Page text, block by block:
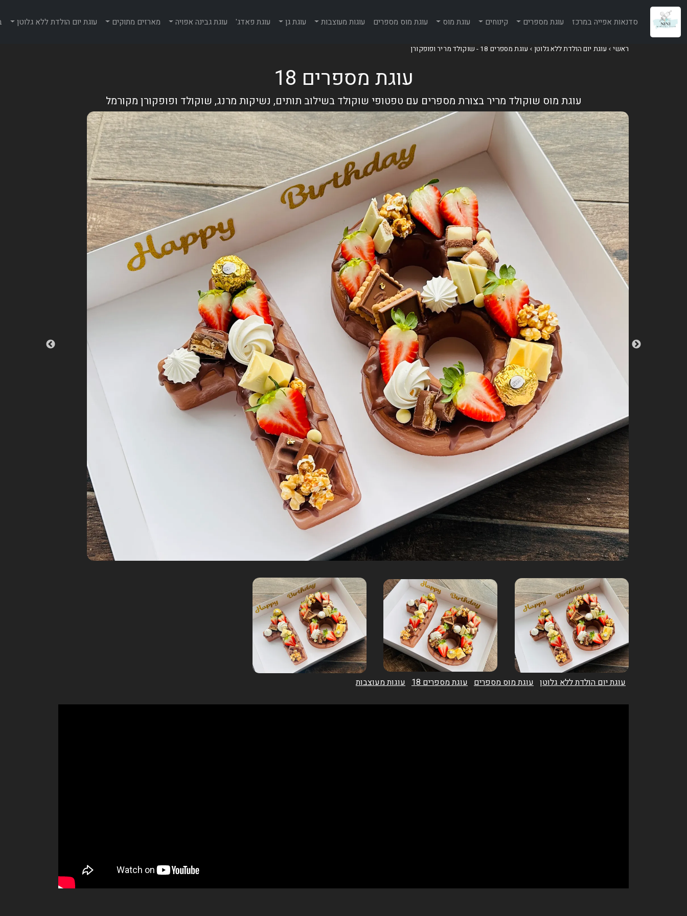
סדנאות אפייה במרכז עוגת מספרים קינוחים עוגת מוס עוגת מוס מספרים עוגות מעוצבות עוגת גן עוגת פאדג' עוגת גבינה אפויה מארזים מתוקים עוגת יום הולדת ללא גלוטן
ראשי עוגת יום הולדת ללא גלוטן עוגת מספרים 18 - שוקולד מריר ופופקורן
עוגת מספרים 18
עוגת מוס שוקולד מריר בצורת מספרים עם טפטופי שוקולד בשילוב תותים, נשיקות מרנג, שוקולד ופופקורן מקורמל
עוגת יום הולדת ללא גלוטן עוגת מוס מספרים עוגת מספרים 18 עוגות מעוצבות